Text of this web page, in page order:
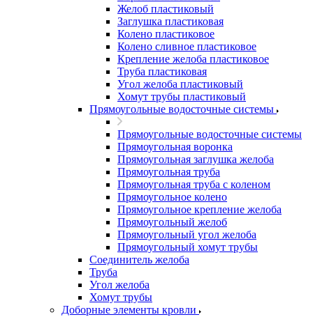
Желоб пластиковый
Заглушка пластиковая
Колено пластиковое
Колено сливное пластиковое
Крепление желоба пластиковое
Труба пластиковая
Угол желоба пластиковый
Хомут трубы пластиковый
Прямоугольные водосточные системы
Прямоугольные водосточные системы
Прямоугольная воронка
Прямоугольная заглушка желоба
Прямоугольная труба
Прямоугольная труба c коленом
Прямоугольное колено
Прямоугольное крепление желоба
Прямоугольный желоб
Прямоугольный угол желоба
Прямоугольный хомут трубы
Соединитель желоба
Труба
Угол желоба
Хомут трубы
Доборные элементы кровли